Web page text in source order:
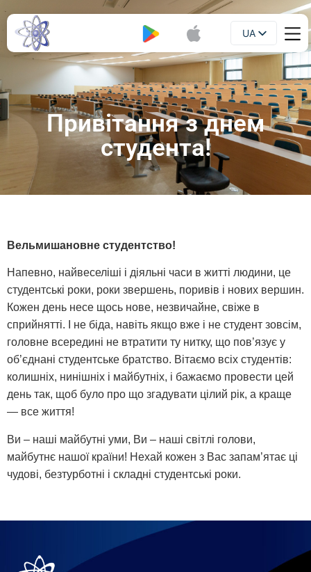
UA
EN
Привітання з днем
студента!
Вельмишановне студентство!
Напевно, найвеселіші і діяльні часи в житті людини, це
студентські роки, роки звершень, поривів і нових вершин.
Кожен день несе щось нове, незвичайне, свіже в
сприйнятті. І не біда, навіть якщо вже і не студент зовсім,
головне всередині не втратити ту нитку, що пов’язує у
об’єднані студентське братство. Вітаємо всіх студентів:
колишніх, нинішніх і майбутніх, і бажаємо провести цей
день так, щоб було про що згадувати цілий рік, а краще
— все життя!
Ви – наші майбутні уми, Ви – наші світлі голови,
майбутнє нашої країни! Нехай кожен з Вас запам’ятає ці
чудові, безтурботні і складні студентські роки.